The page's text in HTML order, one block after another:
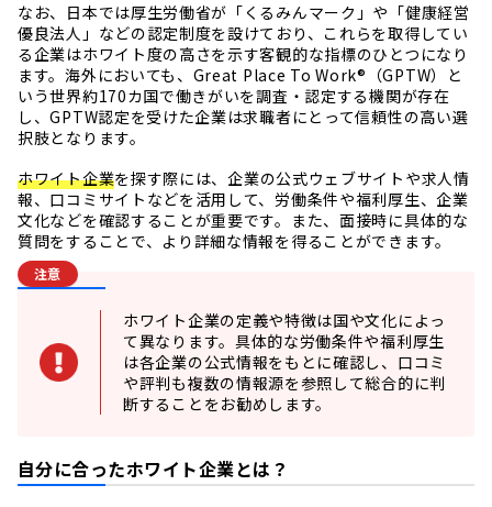
なお、日本では厚生労働省が「くるみんマーク」や「健康経営
優良法人」などの認定制度を設けており、これらを取得してい
る企業はホワイト度の高さを示す客観的な指標のひとつになり
ます。海外においても、Great Place To Work®（GPTW）と
いう世界約170カ国で働きがいを調査・認定する機関が存在
し、GPTW認定を受けた企業は求職者にとって信頼性の高い選
択肢となります。
ホワイト企業を探す際には、企業の公式ウェブサイトや求人情
報、口コミサイトなどを活用して、労働条件や福利厚生、企業
文化などを確認することが重要です。また、面接時に具体的な
質問をすることで、より詳細な情報を得ることができます。
注意
ホワイト企業の定義や特徴は国や文化によっ
て異なります。具体的な労働条件や福利厚生
は各企業の公式情報をもとに確認し、口コミ
や評判も複数の情報源を参照して総合的に判
断することをお勧めします。
自分に合ったホワイト企業とは？